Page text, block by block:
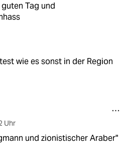
Tag und
wie es sonst in der Region
Uhr
und zionistischer Araber"